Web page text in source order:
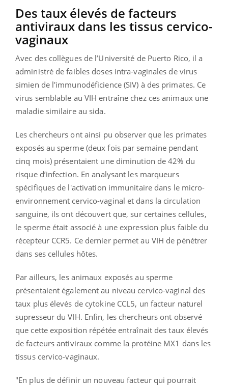
Des taux élevés de facteurs
antiviraux dans les tissus cervico-
vaginaux
Avec des collègues de l’Université de Puerto Rico, il a
administré de faibles doses intra-vaginales de virus
simien de l'immunodéficience (SIV) à des primates. Ce
virus semblable au VIH entraîne chez ces animaux une
maladie similaire au sida.
Les chercheurs ont ainsi pu observer que les primates
exposés au sperme (deux fois par semaine pendant
cinq mois) présentaient une diminution de 42% du
risque d’infection. En analysant les marqueurs
spécifiques de l'activation immunitaire dans le micro-
environnement cervico-vaginal et dans la circulation
sanguine, ils ont découvert que, sur certaines cellules,
le sperme était associé à une expression plus faible du
récepteur CCR5. Ce dernier permet au VIH de pénétrer
dans ses cellules hôtes.
Par ailleurs, les animaux exposés au sperme
présentaient également au niveau cervico-vaginal des
taux plus élevés de cytokine CCL5, un facteur naturel
supresseur du VIH. Enfin, les chercheurs ont observé
que cette exposition répétée entraînait des taux élevés
de facteurs antiviraux comme la protéine MX1 dans les
tissus cervico-vaginaux.
"En plus de définir un nouveau facteur qui pourrait